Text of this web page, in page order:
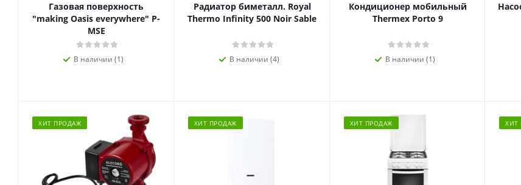
Газовая поверхность
"making Oasis everywhere" P-
MSE
В наличии (1)
Радиатор биметалл. Royal
Thermo Infinity 500 Noir Sable
В наличии (4)
Кондиционер мобильный
Thermex Porto 9
В наличии (1)
ХИТ ПРОДАЖ ХИТ ПРОДАЖ ХИТ ПРОДАЖ ХИТ